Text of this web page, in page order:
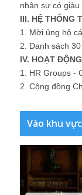
nhân sự có
III. HỆ THỐNG
1. Mời ủng hộ
2. Danh sách
IV. HOẠT
1. HR Groups -
2. Cộng đồng
Vào khu